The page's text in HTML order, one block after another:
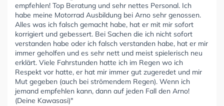
empfehlen! Top Beratung und sehr nettes Personal. Ich
habe meine Motorrad Ausbildung bei Arno sehr genossen.
Alles was ich falsch gemacht habe, hat er mit mir sofort
korrigiert und gebessert. Bei Sachen die ich nicht sofort
verstanden habe oder ich falsch verstanden habe, hat er mir
immer geholfen und es sehr nett und meist spielerisch neu
erklärt. Viele Fahrstunden hatte ich im Regen wo ich
Respekt vor hatte, er hat mir immer gut zugeredet und mir
Mut gegeben (auch bei strömendem Regen). Wenn ich
jemand empfehlen kann, dann auf jeden Fall den Arno!
(Deine Kawasasi)"